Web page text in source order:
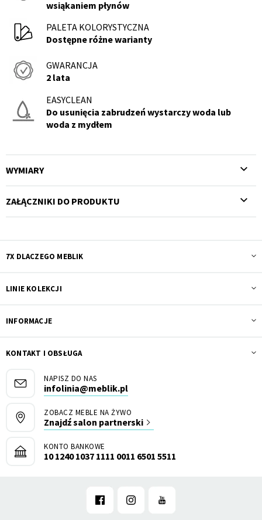
wsiąkaniem płynów
PALETA KOLORYSTYCZNA
Dostępne różne warianty
GWARANCJA
2 lata
EASYCLEAN
Do usunięcia zabrudzeń wystarczy woda lub
woda z mydłem
WYMIARY
ZAŁĄCZNIKI DO PRODUKTU
7X DLACZEGO MEBLIK
LINIE KOLEKCJI
INFORMACJE
KONTAKT I OBSŁUGA
NAPISZ DO NAS
infolinia@meblik.pl
ZOBACZ MEBLE NA ŻYWO
Znajdź salon partnerski
KONTO BANKOWE
10 1240 1037 1111 0011 6501 5511